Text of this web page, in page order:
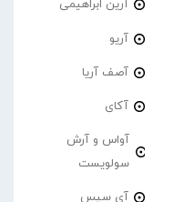
آرین ابراهیمی
آریو
آصف آریا
آکای
آواس و آرش
سولویست
آی سیس